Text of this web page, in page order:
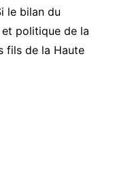
le bilan du
politique de la
fils de la Haute